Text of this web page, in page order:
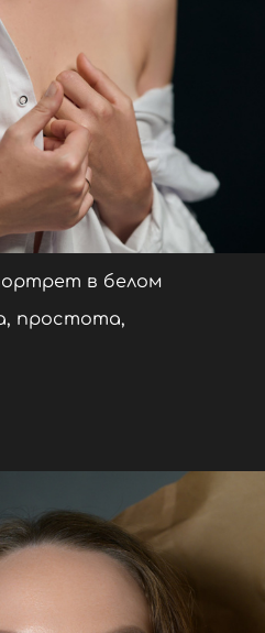
в белом
простота,